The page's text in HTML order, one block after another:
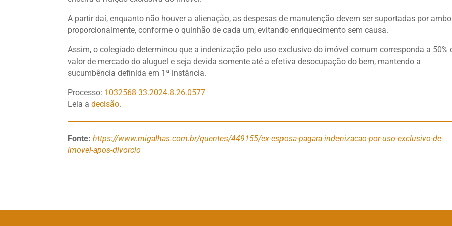
A partir daí, enquanto não houver a alienação, as despesas de manutenção devem ser suportadas por
proporcionalmente, conforme o quinhão de cada um, evitando enriquecimento sem causa.
Assim, o colegiado determinou que a indenização pelo uso exclusivo do imóvel comum corresponda a 50%
valor de mercado do aluguel e seja devida somente até a efetiva desocupação do bem, mantendo a
sucumbência definida em 1ª instância.
Processo: 1032568-33.2024.8.26.0577
Leia adecisão.
Fonte:https://www.migalhas.com.br/quentes/449155/ex-esposa-pagara-indenizacao-por-uso-exclusivo-de-
imovel-apos-divorcio